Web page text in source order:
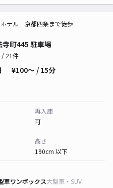
町445 駐車場
テル 京都四条まで徒歩
/ 21件
¥100〜 / 15分
再入庫
可
高さ
190cm 以下
車ワンボックス大型車・SUV